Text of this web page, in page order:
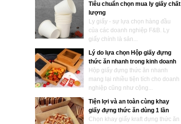
Tiêu chuẩn chọn mua ly giấy chất
lượng
Ly giấy - sự lựa chọn hàng đầu
của các doanh nghiệp F&B. Ly
giấy chính là sản...
Lý do lựa chọn Hộp giấy đựng
thức ăn nhanh trong kinh doanh
Hộp giấy đựng thức ăn nhanh
mang lại nhiều tiện tích cho doanh
nghiệp cũng như cộng...
Tiện lợi và an toàn cùng khay
giấy đựng thức ăn dùng 1 lần
Chọn khay giấy kraft đựng thức ăn